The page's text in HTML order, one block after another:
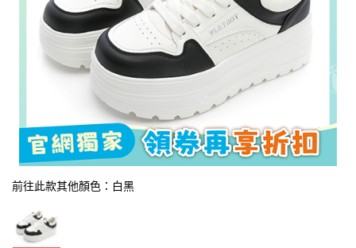
前往此款其他顏色：白黑